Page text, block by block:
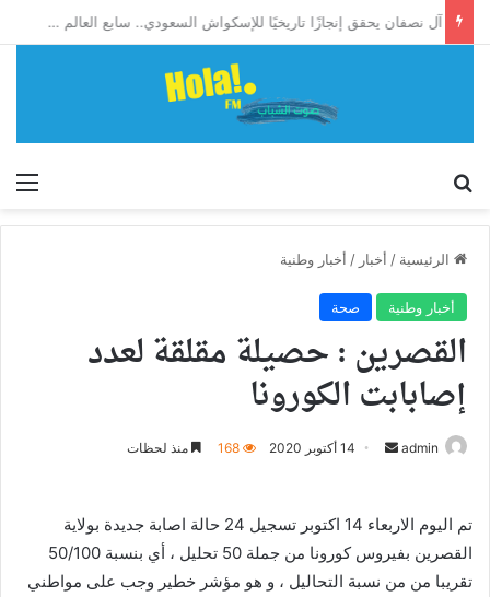
آل نصفان يحقق إنجازًا تاريخيًا للإسكواش السعودي.. سابع العالم وأول آسيوي يبلغ ربع نهائي بطولة العالم للشباب
الرئيسية / أخبار / أخبار وطنية
أخبار وطنية صحة
القصرين : حصيلة مقلقة لعدد
إصابابت الكورونا
admin
أرسل 14 أكتوبر 2020 168 منذ لحظات
تم اليوم الاربعاء 14 اكتوبر تسجيل 24 حالة اصابة جديدة بولاية
القصرين بفيروس كورونا من جملة 50 تحليل ، أي بنسبة 50/100
تقريبا من من نسبة التحاليل ، و هو مؤشر خطير وجب على مواطني